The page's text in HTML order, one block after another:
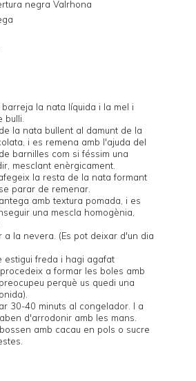
negra Valrhona
barreja la nata líquida i la mel i
bulli.
la nata bullent al damunt de la
i es remena amb l'ajuda del
barnilles com si féssim una
mesclant enèrgicament.
la resta de la nata formant
parar de remenar.
amb textura pomada, i es
una mescla homogènia,
a la nevera. (Es pot deixar d'un dia
estigui freda i hagi agafat
a formar les boles amb
perquè us quedi una
30-40 minuts al congelador. I a
d'arrodonir amb les mans.
amb cacau en pols o sucre